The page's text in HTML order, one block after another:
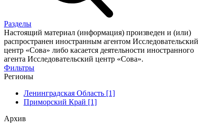
Разделы
Настоящий материал (информация) произведен и (или)
распространен иностранным агентом Исследовательский
центр «Сова» либо касается деятельности иностранного
агента Исследовательский центр «Сова».
Фильтры
Регионы
Ленинградская Область [1]
Приморский Край [1]
Архив